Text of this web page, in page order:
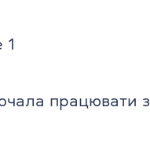
1
працювати з